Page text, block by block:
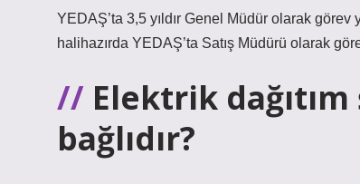
YEDAŞ’ta 3,5 yıldır Genel Müdür olarak görev
halihazırda YEDAŞ’ta Satış Müdürü olarak
Elektrik
bağlıdır?